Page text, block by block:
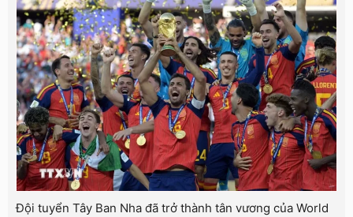
Đội tuyển Tây Ban Nha đã trở thành tân vương của World